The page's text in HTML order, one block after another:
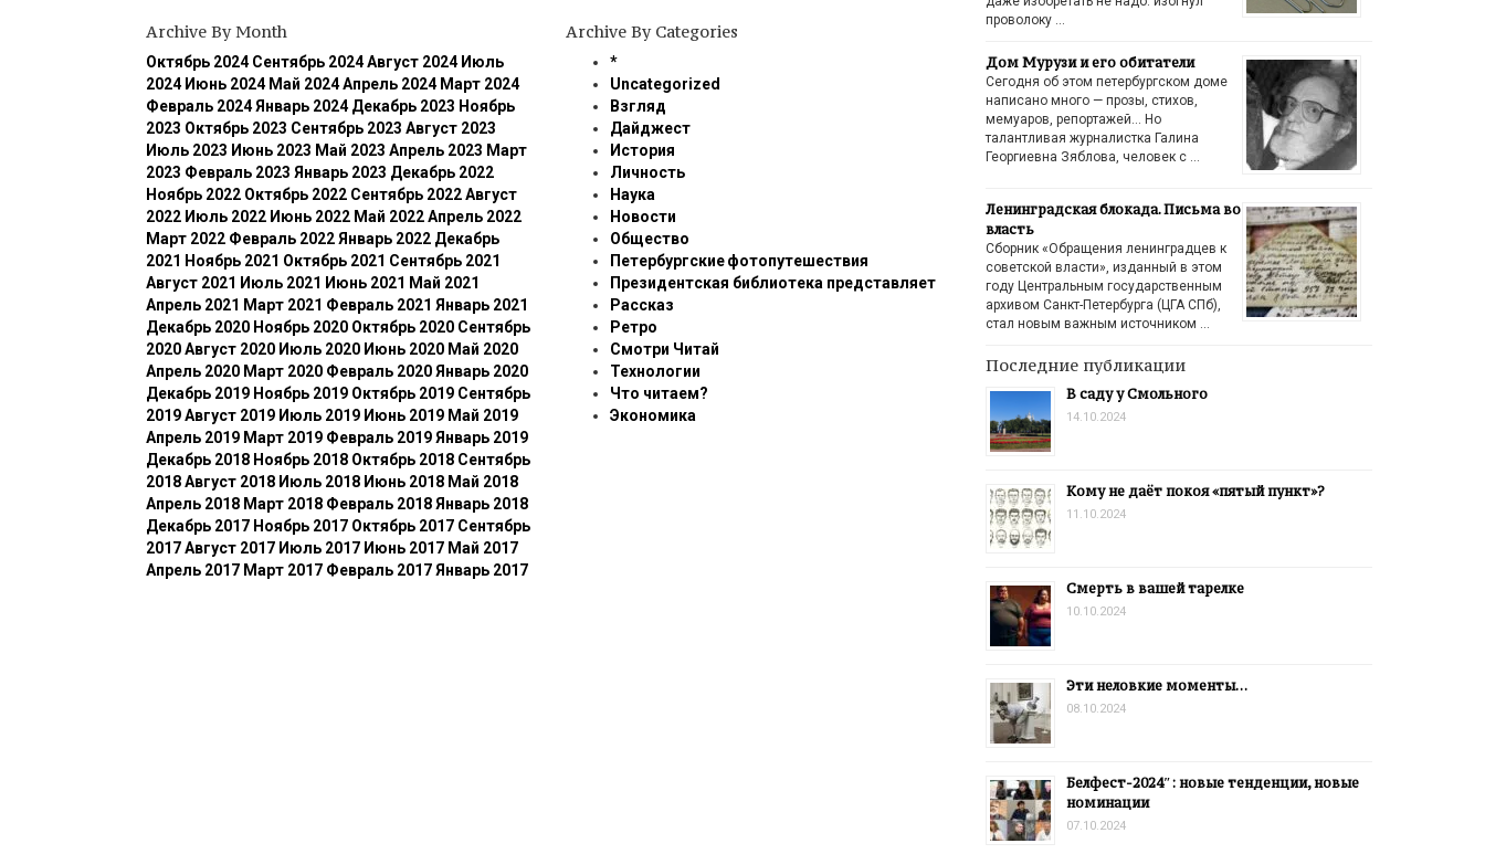
Archive By Month
Октябрь 2024 Сентябрь 2024Август 2024 Июль
2024 Июнь 2024 Май 2024Апрель 2024 Март 2024
Февраль 2024 Январь 2024 Декабрь 2023 Ноябрь
2023 Октябрь 2023 Сентябрь 2023 Август 2023
Июль 2023 Июнь 2023 Май 2023 Апрель 2023 Март
2023 Февраль 2023 Январь 2023 Декабрь 2022
Ноябрь 2022 Октябрь 2022 Сентябрь 2022Август
2022 Июль 2022 Июнь 2022 Май 2022Апрель 2022
Март 2022 Февраль 2022 Январь 2022 Декабрь
2021 Ноябрь 2021 Октябрь 2021 Сентябрь 2021
Август 2021 Июль 2021 Июнь 2021 Май 2021
Апрель 2021 Март 2021 Февраль 2021 Январь 2021
Декабрь 2020 Ноябрь 2020 Октябрь 2020 Сентябрь
2020Август 2020 Июль 2020 Июнь 2020 Май 2020
Апрель 2020 Март 2020 Февраль 2020 Январь 2020
Декабрь 2019 Ноябрь 2019 Октябрь 2019 Сентябрь
2019Август 2019 Июль 2019 Июнь 2019 Май 2019
Апрель 2019 Март 2019 Февраль 2019 Январь 2019
Декабрь 2018 Ноябрь 2018 Октябрь 2018 Сентябрь
2018Август 2018 Июль 2018 Июнь 2018 Май 2018
Апрель 2018 Март 2018 Февраль 2018 Январь 2018
Декабрь 2017 Ноябрь 2017 Октябрь 2017 Сентябрь
2017Август 2017 Июль 2017 Июнь 2017 Май 2017
Апрель 2017 Март 2017 Февраль 2017 Январь 2017
Archive By Categories
*
Uncategorized
Взгляд
Дайджест
История
Личность
Наука
Новости
Общество
Петербургские фотопутешествия
Президентская библиотека представляет
Рассказ
Ретро
Смотри Читай
Технологии
Что читаем?
Экономика
проволоку …
Дом Мурузи и его обитатели
Сегодня об этом петербургском доме
написано много — прозы, стихов,
мемуаров, репортажей… Но
талантливая журналистка Галина
Георгиевна Зяблова, человек с …
Ленинградская блокада. Письма во
власть
Сборник «Обращения ленинградцев к
советской власти», изданный в этом
году Центральным государственным
архивом Санкт-Петербурга (ЦГА СПб),
стал новым важным источником …
Последние публикации
В саду у Смольного
14.10.2024
Кому не даёт покоя «пятый пункт»?
11.10.2024
Смерть в вашей тарелке
10.10.2024
Эти неловкие моменты…
08.10.2024
Белфест-2024″: новые тенденции, новые
номинации
07.10.2024